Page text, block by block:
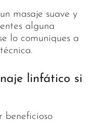
masaje suave y
alguna
lo comuniques a
linfático si
beneficioso